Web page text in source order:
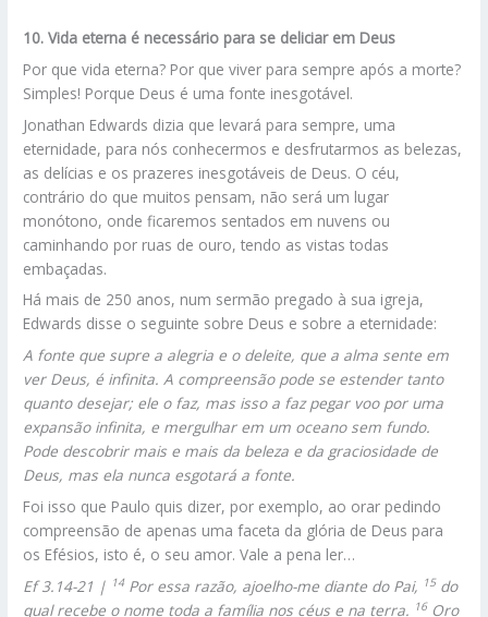
10. Vida eterna é necessário para se deliciar em Deus
Por que vida eterna? Por que viver para sempre após a morte?
Simples! Porque Deus é uma fonte inesgotável.
Jonathan Edwards dizia que levará para sempre, uma
eternidade, para nós conhecermos e desfrutarmos as belezas,
as delícias e os prazeres inesgotáveis de Deus. O céu,
contrário do que muitos pensam, não será um lugar
monótono, onde ficaremos sentados em nuvens ou
caminhando por ruas de ouro, tendo as vistas todas
embaçadas.
Há mais de 250 anos, num sermão pregado à sua igreja,
Edwards disse o seguinte sobre Deus e sobre a eternidade:
A fonte que supre a alegria e o deleite, que a alma sente em
ver Deus, é infinita. A compreensão pode se estender tanto
quanto desejar; ele o faz, mas isso a faz pegar voo por uma
expansão infinita, e mergulhar em um oceano sem fundo.
Pode descobrir mais e mais da beleza e da graciosidade de
Deus, mas ela nunca esgotará a fonte.
Foi isso que Paulo quis dizer, por exemplo, ao orar pedindo
compreensão de apenas uma faceta da glória de Deus para
os Efésios, isto é, o seu amor. Vale a pena ler…
Ef 3.14-21 | 14Por essa razão, ajoelho-me diante do Pai, 15do
qual recebe o nome toda a família nos céus e na terra. 16Oro